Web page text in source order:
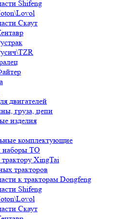
Shifeng
Скаут
двигателей
груза, цепи
изделия
комплектующие
наборы ТО
трактору XingTai
тракторов
к тракторам Dongfeng
Shifeng
Скаут